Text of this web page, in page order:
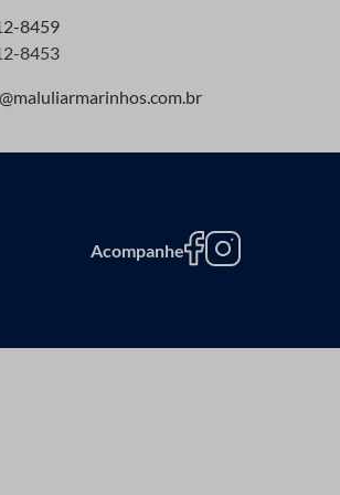
8459
8453
Acompanhe